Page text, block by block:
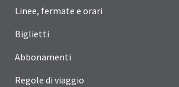
Linee, fermate e orari
Biglietti
Abbonamenti
Regole di viaggio